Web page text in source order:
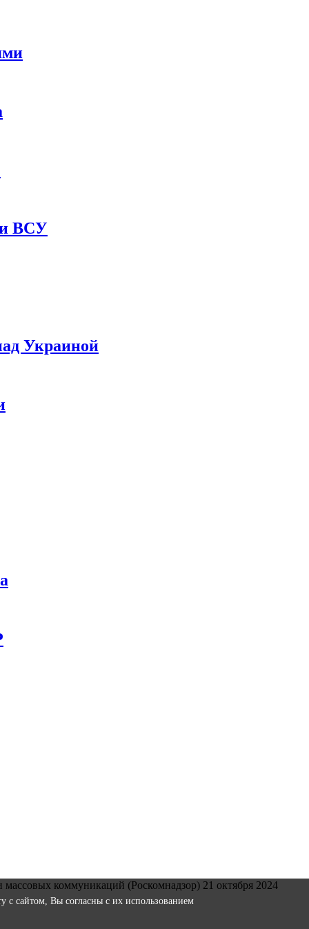
ВСУ
Украиной
коммуникаций (Роскомнадзор) 21 октября 2024
с сайтом, Вы согласны с их использованием